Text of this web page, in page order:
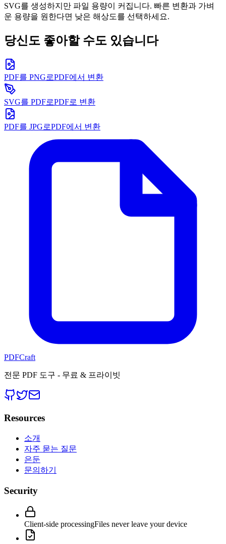
SVG를 생성하지만 파일 용량이 커집니다. 빠른 변환과 가벼
운 용량을 원한다면 낮은 해상도를 선택하세요.
당신도 좋아할 수도 있습니다
PDF를 PNG로PDF에서 변환
SVG를 PDF로PDF로 변환
PDF를 JPG로PDF에서 변환
PDFCraft
전문 PDF 도구 - 무료 & 프라이빗
Resources
소개
자주 묻는 질문
은둔
문의하기
Security
Client-side processingFiles never leave your device